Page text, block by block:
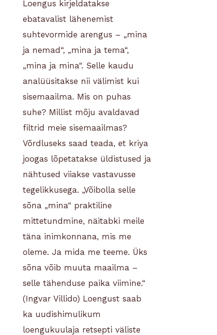
Loengus kirjeldatakse
ebatavalist lähenemist
suhtevormide arengus – „mina
ja nemad“, „mina ja tema“,
„mina ja mina“. Selle kaudu
analüüsitakse nii välimist kui
sisemaailma. Mis on puhas
suhe? Millist mõju avaldavad
filtrid meie sisemaailmas?
Võrdluseks saad teada, et kriya
joogas lõpetatakse üldistused ja
nähtused viiakse vastavusse
tegelikkusega. „Võibolla selle
sõna „mina“ praktiline
mittetundmine, näitabki meile
täna inimkonnana, mis me
oleme. Ja mida me teeme. Üks
sõna võib muuta maailma –
selle tähenduse paika viimine.“
(Ingvar Villido) Loengust saab
ka uudishimulikum
loengukuulaja retsepti väliste